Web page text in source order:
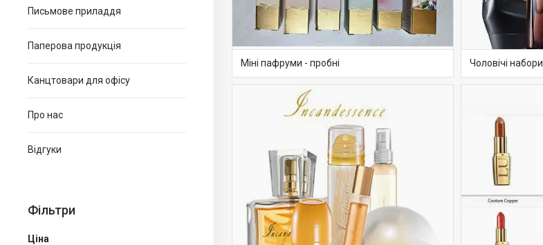
Письмове приладдя
Паперова продукція
Канцтовари для офiсу
Про нас
Відгуки
Фільтри
Ціна
Міні пафруми - пробні Чоловічі набори